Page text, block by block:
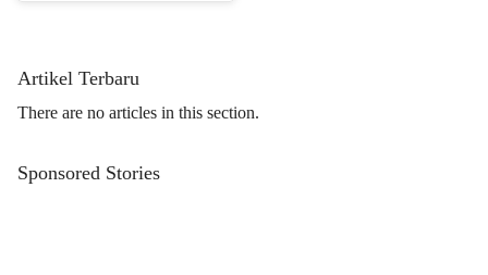
Artikel Terbaru
There are no articles in this section.
Sponsored Stories